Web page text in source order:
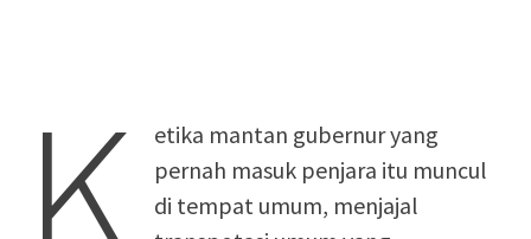
etika mantan gubernur yang
pernah masuk penjara itu muncul
di tempat umum, menjajal